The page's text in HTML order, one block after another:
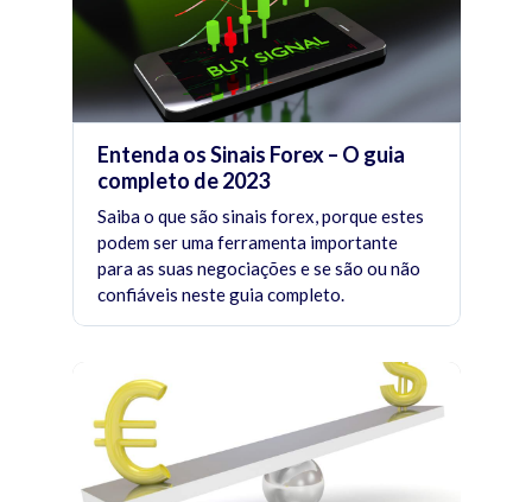
Entenda os Sinais Forex – O guia
completo de 2023
Saiba o que são sinais forex, porque estes
podem ser uma ferramenta importante
para as suas negociações e se são ou não
confiáveis neste guia completo.